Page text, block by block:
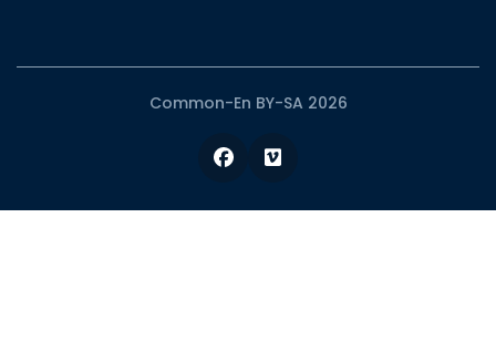
Common-En BY-SA 2026
Facebook
Vimeo